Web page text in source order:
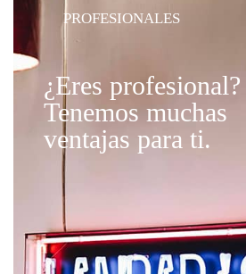
PROFESIONALES
¿Eres profesional?
Tenemos muchas
ventajas para ti.